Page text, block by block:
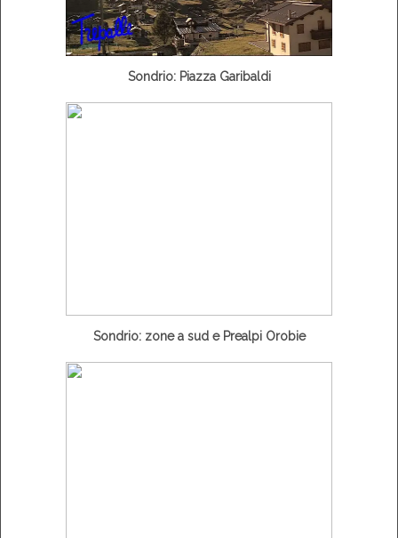
Sondrio: Piazza Garibaldi
Sondrio: zone a sud e Prealpi Orobie